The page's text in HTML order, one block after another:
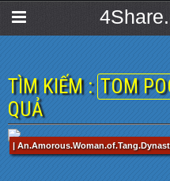
TÌM KIẾM : TOM
QUẢ
|